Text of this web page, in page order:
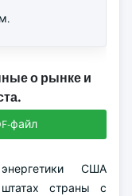
о рынке и
файл
США
страны с